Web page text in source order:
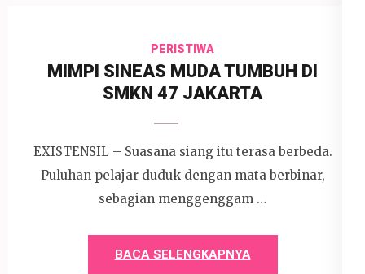
PERISTIWA
MIMPI SINEAS MUDA TUMBUH DI
SMKN 47 JAKARTA
EXISTENSIL – Suasana siang itu terasa berbeda.
Puluhan pelajar duduk dengan mata berbinar,
sebagian menggenggam …
BACA SELENGKAPNYA